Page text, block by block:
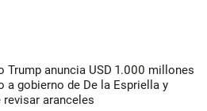
Trump anuncia USD 1.000 millones
a gobierno de De la Espriella y
revisar aranceles